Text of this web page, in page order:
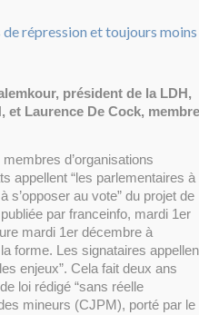
président de la LDH,
et Laurence De Cock, membre
d’organisations
appellent “les parlementaires à
s’opposer au vote” du projet de
par franceinfo, mardi 1er
mardi 1er décembre à
forme. Les signataires
enjeux”. Cela fait deux ans
loi rédigé “sans réelle
mineurs (CJPM), porté par le